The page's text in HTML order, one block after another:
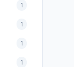
1
1
1
1